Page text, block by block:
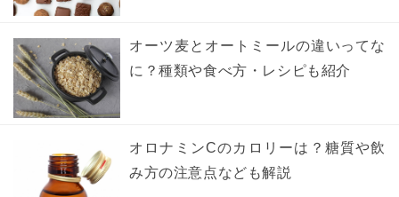
オーツ麦とオートミールの違いってな
に？種類や食べ方・レシピも紹介
オロナミンCのカロリーは？糖質や飲
み方の注意点なども解説